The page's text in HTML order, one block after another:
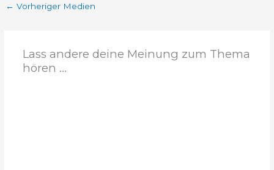
← Vorheriger Medien
Lass andere deine Meinung zum Thema
hören ...